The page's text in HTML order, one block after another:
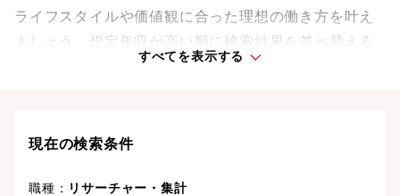
ライフスタイルや価値観に合った理想の働き方を叶え
ましょう。想定年収が高い順に検索結果を並べ替える
すべてを表示する
現在の検索条件
職種： リサーチャー・集計